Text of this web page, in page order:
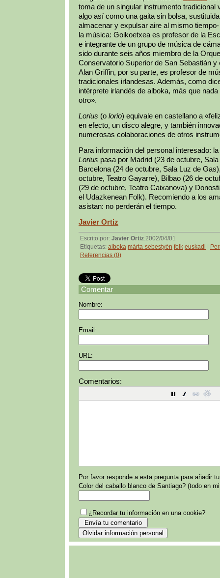
toma de un singular instrumento tradicional
algo así como una gaita sin bolsa,
almacenar y expulsar aire al mismo
la música: Goikoetxea es profesor de la
e integrante de un grupo de música de
sido durante seis años miembro de la
Conservatorio Superior de San Sebastián
Alan Griffin, por su parte, es profesor de
tradicionales irlandesas. Además, como
intérprete irlandés de alboka, más que
otro».
Lorius (o lorio) equivale en castellano a
en efecto, un disco alegre, y también
numerosas colaboraciones de otros
Para información del personal interesado:
Lorius pasa por Madrid (23 de octubre,
Barcelona (24 de octubre, Sala Luz de
octubre, Teatro Gayarre), Bilbao (26 de
(29 de octubre, Teatro Caixanova) y
el Udazkenean Folk). Recomiendo a los
asistan: no perderán el tiempo.
Javier Ortiz
Escrito por: Javier Ortiz .2002/04/01
Etiquetas: alboka márta-sebestyén folk euskadi
Referencias (0)
Comentar
Nombre:
Email:
URL:
Comentarios:
Por favor responde a esta pregunta para añadir
Color del caballo blanco de Santiago? (todo en
¿Recordar tu información en una cookie?